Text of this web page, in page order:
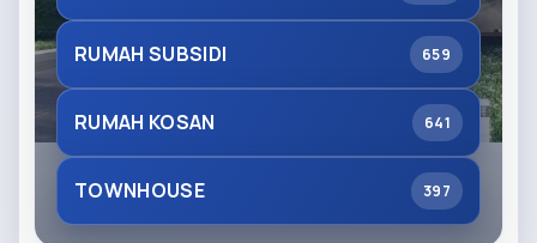
RUMAH SUBSIDI 659
RUMAH KOSAN 641
TOWNHOUSE 397